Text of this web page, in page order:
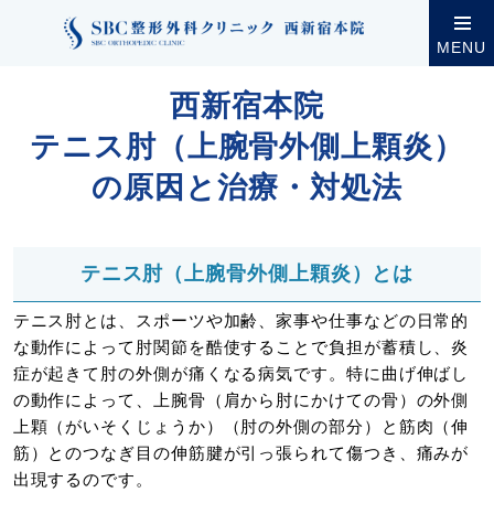
MENU
クリニック案内 西新宿本院の診療・設
西新宿本院
テニス肘（上腕骨外側上顆炎）
の原因と治療・対処法
テニス肘（上腕骨外側上顆炎）とは
テニス肘とは、スポーツや加齢、家事や仕事などの日常的
な動作によって肘関節を酷使することで負担が蓄積し、炎
症が起きて肘の外側が痛くなる病気です。特に曲げ伸ばし
の動作によって、上腕骨（肩から肘にかけての骨）の外側
上顆（がいそくじょうか）（肘の外側の部分）と筋肉（伸
筋）とのつなぎ目の伸筋腱が引っ張られて傷つき、痛みが
出現するのです。